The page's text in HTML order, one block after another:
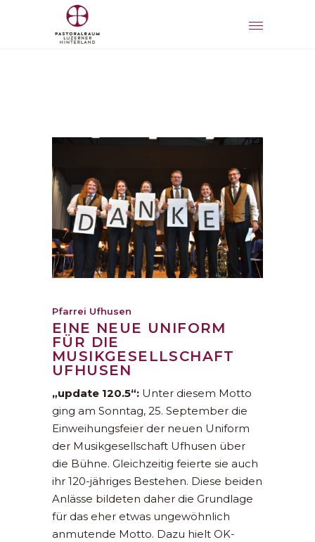
Pfarrei Ufhusen
EINE NEUE UNIFORM
FÜR DIE
MUSIKGESELLSCHAFT
UFHUSEN
„update 120.5“: Unter diesem Motto
ging am Sonntag, 25. September die
Einweihungsfeier der neuen Uniform
der Musikgesellschaft Ufhusen über
die Bühne. Gleichzeitig feierte sie auch
ihr 120-jähriges Bestehen. Diese beiden
Anlässe bildeten daher die Grundlage
für das eher etwas ungewöhnlich
anmutende Motto. Dazu hielt OK-